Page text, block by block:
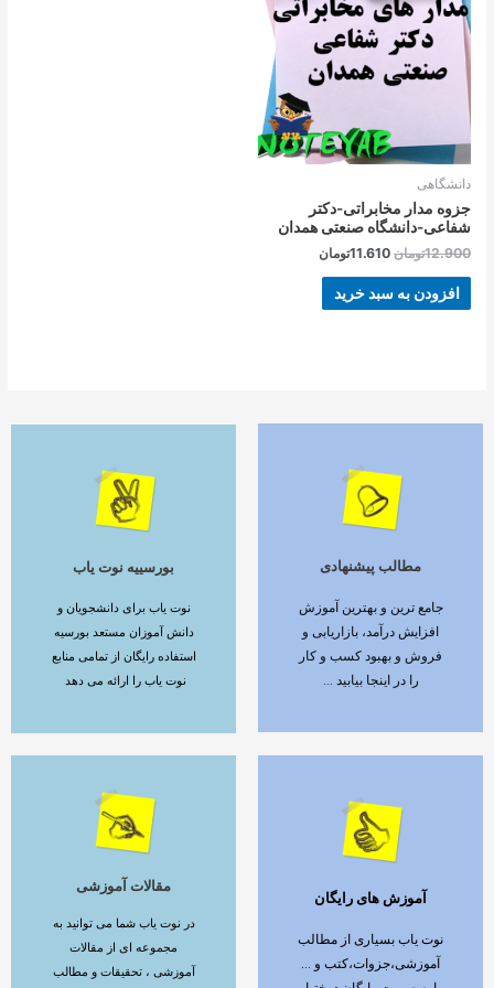
دانشگاهی
جزوه مدار مخابراتی-دکتر
شفاعی-دانشگاه صنعتی همدان
12.900تومان
بود.
11.610تومان
است.
افزودن به سبد خرید
مطالب پیشنهادی
جامع ترین و بهترین آموزش
افزایش درآمد، بازاریابی و
فروش و بهبود کسب و کار
را در اینجا بیابید ...
ادامه مطلب بورسییه نوت یاب
نوت یاب برای دانشجویان و
دانش آموزان مستعد بورسیه
استفاده رایگان از تمامی منابع
نوت یاب را ارائه می دهد
ادامه مطلب
آموزش های رایگان
نوت یاب بسیاری از مطالب
آموزشی،جزوات،کتب و ...
ادامه مطلب
مقالات آموزشی
در نوت یاب شما می توانید به
مجموعه ای از مقالات
آموزشی ، تحقیقات و مطالب